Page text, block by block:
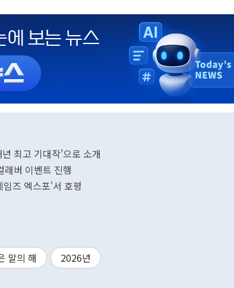
최고 기대작'으로 소개
래버 이벤트 진행
즈 엑스포'서 호평
말의 해 2026년